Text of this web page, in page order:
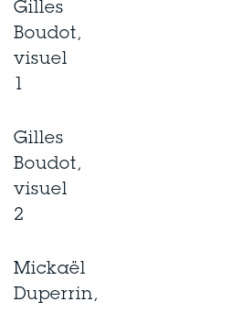
Gilles
Boudot,
visuel
1
Gilles
Boudot,
visuel
2
Mickaël
Duperrin,